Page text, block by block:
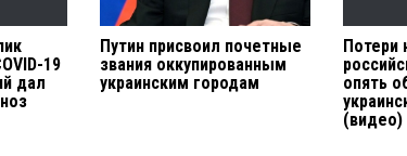
19
дал
Путин присвоил почетные
звания оккупированным
украинским городам
Потери
опять
(видео)